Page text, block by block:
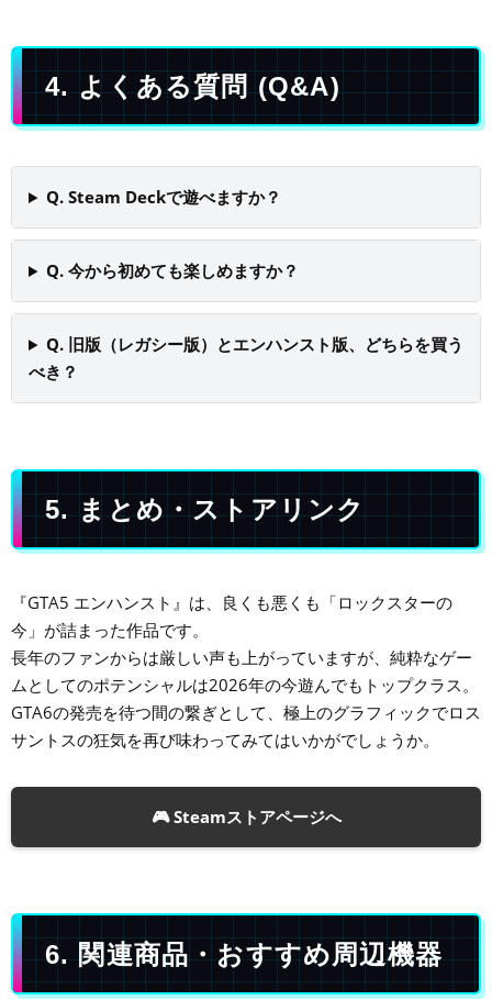
4. よくある質問 (Q&A)
Q. Steam Deckで遊べますか？
Q. 今から初めても楽しめますか？
Q. 旧版（レガシー版）とエンハンスト版、どちらを買う
べき？
5. まとめ・ストアリンク
『GTA5 エンハンスト』は、良くも悪くも「ロックスターの
今」が詰まった作品です。
長年のファンからは厳しい声も上がっていますが、純粋なゲー
ムとしてのポテンシャルは2026年の今遊んでもトップクラス。
GTA6の発売を待つ間の繋ぎとして、極上のグラフィックでロス
サントスの狂気を再び味わってみてはいかがでしょうか。
🎮 Steamストアページへ
6. 関連商品・おすすめ周辺機器